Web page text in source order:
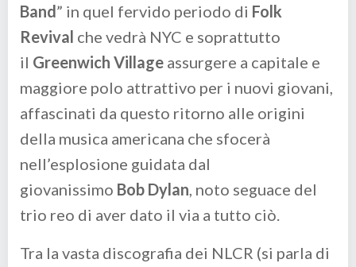
Band” in quel fervido periodo di Folk
Revival che vedrà NYC e soprattutto
il Greenwich Village assurgere a capitale e
maggiore polo attrattivo per i nuovi giovani,
affascinati da questo ritorno alle origini
della musica americana che sfocerà
nell’esplosione guidata dal
giovanissimo Bob Dylan, noto seguace del
trio reo di aver dato il via a tutto ciò.
Tra la vasta discografia dei NLCR (si parla di